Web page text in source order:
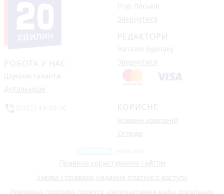
РОБОТА У НАС
Шукаєм таланти
Детальніше
Ігор Леськів
Звернутися
РЕДАКТОРИ
Наталія Бурлаку
Звернутися
КОРИСНЕ
Новини компаній
Огляди
Правила користування сайтом
Умови і правила надання платного доступу
Рекламна політика проєкту «Інтерактивна мапа локальних